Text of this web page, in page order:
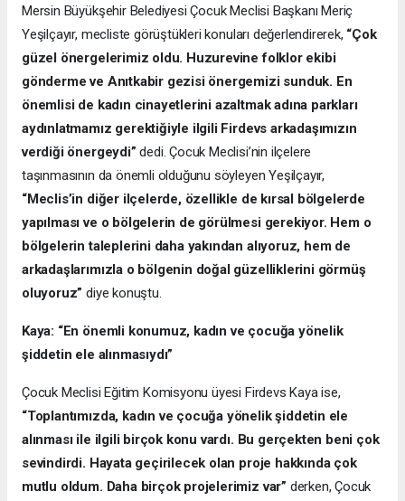
Mersin Büyükşehir Belediyesi Çocuk Meclisi Başkanı Meriç
Yeşilçayır, mecliste görüştükleri konuları değerlendirerek, “Çok
güzel önergelerimiz oldu. Huzurevine folklor ekibi
gönderme ve Anıtkabir gezisi önergemizi sunduk. En
önemlisi de kadın cinayetlerini azaltmak adına parkları
aydınlatmamız gerektiğiyle ilgili Firdevs arkadaşımızın
verdiği önergeydi” dedi. Çocuk Meclisi’nin ilçelere
taşınmasının da önemli olduğunu söyleyen Yeşilçayır,
“Meclis’in diğer ilçelerde, özellikle de kırsal bölgelerde
yapılması ve o bölgelerin de görülmesi gerekiyor. Hem o
bölgelerin taleplerini daha yakından alıyoruz, hem de
arkadaşlarımızla o bölgenin doğal güzelliklerini görmüş
oluyoruz” diye konuştu.
Kaya: “En önemli konumuz, kadın ve çocuğa yönelik
şiddetin ele alınmasıydı”
Çocuk Meclisi Eğitim Komisyonu üyesi Firdevs Kaya ise,
“Toplantımızda, kadın ve çocuğa yönelik şiddetin ele
alınması ile ilgili birçok konu vardı. Bu gerçekten beni çok
sevindirdi. Hayata geçirilecek olan proje hakkında çok
mutlu oldum. Daha birçok projelerimiz var” derken, Çocuk